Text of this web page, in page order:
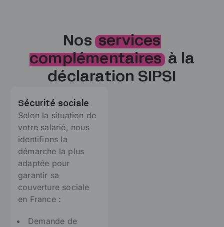
Nos services
complémentaires à la
déclaration SIPSI
Sécurité sociale
Selon la situation de
votre salarié, nous
identifions la
démarche la plus
adaptée pour
garantir sa
couverture sociale
en France :
Demande de